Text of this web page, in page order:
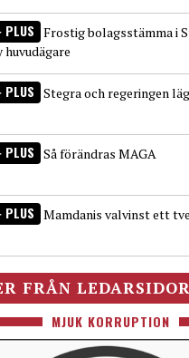
PLUS Frostig bolagsstämma i
huvudägare
PLUS Stegra och regeringen
PLUS Så förändras MAGA
PLUS Mamdanis valvinst ett
FRÅN
MJUK KORRUPTION